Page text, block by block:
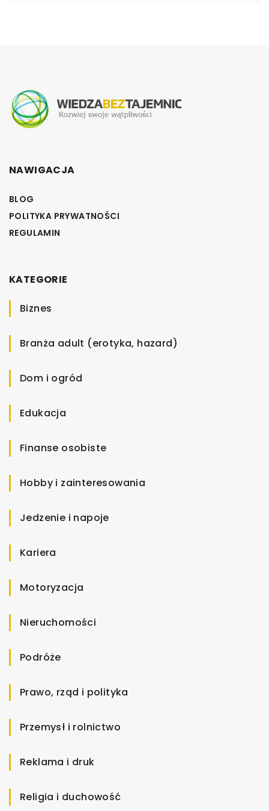
NAWIGACJA
BLOG
POLITYKA PRYWATNOŚCI
REGULAMIN
KATEGORIE
Biznes
Branża adult (erotyka, hazard)
Dom i ogród
Edukacja
Finanse osobiste
Hobby i zainteresowania
Jedzenie i napoje
Kariera
Motoryzacja
Nieruchomości
Podróże
Prawo, rząd i polityka
Przemysł i rolnictwo
Reklama i druk
Religia i duchowość